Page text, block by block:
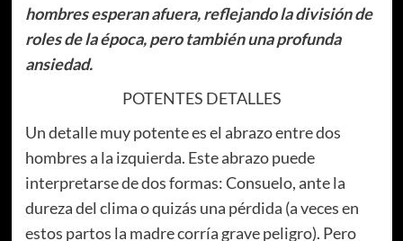
hombres esperan afuera, reflejando la división de
roles de la época, pero también una profunda
ansiedad.
POTENTES DETALLES
Un detalle muy potente es el abrazo entre dos
hombres a la izquierda. Este abrazo puede
interpretarse de dos formas: Consuelo, ante la
dureza del clima o quizás una pérdida (a veces en
estos partos la madre corría grave peligro). Pero